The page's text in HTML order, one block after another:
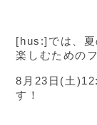
[hus:]では、夏
楽しむための
8月23日(土
す！